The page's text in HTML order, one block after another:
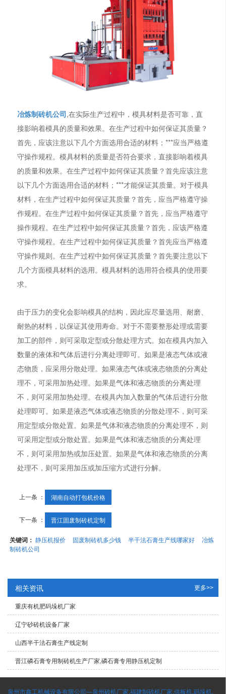
冶炼制砖机公司,在实际生产过程中，模具材料是否可靠，直
接影响着模具的质量和效果。在生产过程中如何保证其质量？
首先，应该注意以下几个方面选用合适的材料；***应当严格遵
守操作规程。模具材料的质量是否符合要求，直接影响着模具
的质量和效果。在生产过程中如何保证其质量？首先应该注意
以下几个方面选用合适的材料；***才能保证其质量。对于模具
材料，在生产过程中如何保证其质量？首先，应当严格遵守操
作规程。在生产过程中如何保证其质量？首先，应当严格遵守
操作规程。在生产过程中如何保证其质量？首先，应该严格遵
守操作规程。在生产过程中如何保证其质量？首先应当严格遵
守操作规则。在生产过程中如何保证其质量？首先要注意以下
几个方面模具材料的选用。模具材料的选用符合模具的使用要
求。
由于压力的变化会影响模具的结构，因此应尽量选用、耐磨、
耐热的材料，以保证其使用寿命。对于不需要整形处理或需要
加工的部件，则可采取定型或分散处理方式。如在模具内加入
数量的液体和气体后进行分离处理即可。如果是液态气体或液
态物质，应采用分散处理。如果液态气体或液态物质的分离处
理不，可采用加热处理。如果是气体和液态物质的分离处理
不，则可采用加热处理。在模具内加入数量的气体后进行分散
处理即可。如果是液态气体或液态物质的分散处理不，则可采
用定型或分散处置。如果是气体和液态物质的分离处理不，则
可采用定型或分散处置。如果是气体和液态物质的分离处理
不，则可采用加热或加压处置。如果是气体和液态物质的分离
处理不，则可采用加压或加压缩方式进行分解。
上一条 ： 湖南自动打包机价格
下一条 ： 晋江固废制砖机定制
关键词：静压机报价 固废制砖机多少钱 半干法石膏生产线哪家好
冶炼
制砖机公司
相关资讯 更多>>
重庆有机肥码垛机厂家
辽宁砂砖机设备厂家
山西半干法石膏生产线定制
晋江磷石膏专用制砖机生产厂家,磷石膏专用静压机定制
泉州市鑫工机械设备有限公司—泉州砖机厂家,福建制砖机厂家,供板机,码垛机,